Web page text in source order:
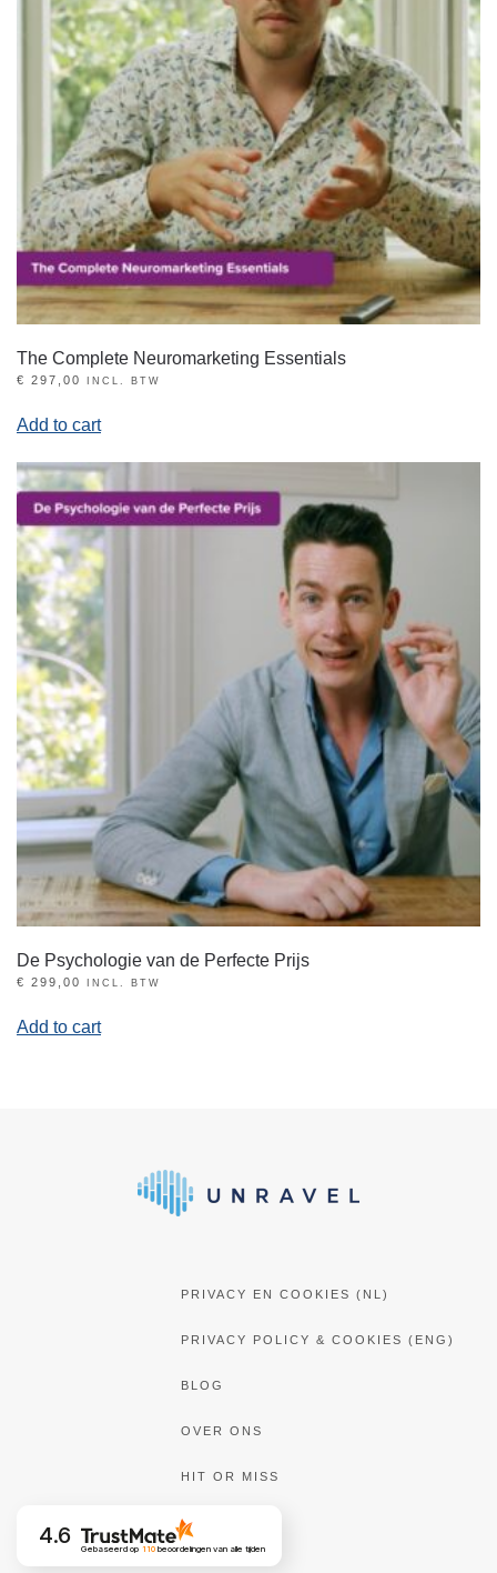
The Complete Neuromarketing Essentials
€ 297,00 INCL. BTW
Add to cart
De Psychologie van de Perfecte Prijs
€ 299,00 INCL. BTW
Add to cart
PRIVACY EN COOKIES (NL)
PRIVACY POLICY & COOKIES (ENG)
BLOG
OVER ONS
HIT OR MISS
4.6
Gebaseerd op 110beoordelingen van alle tijden